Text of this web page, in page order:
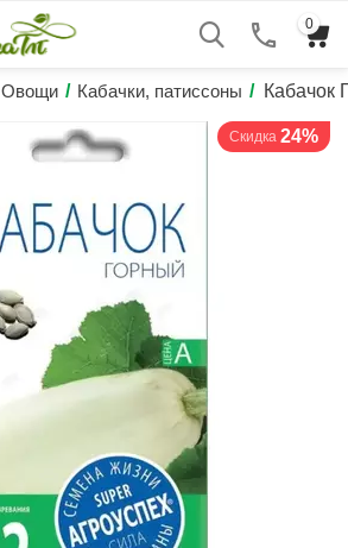
0
Овощи / Кабачки, патиссоны /
Скидка 24%